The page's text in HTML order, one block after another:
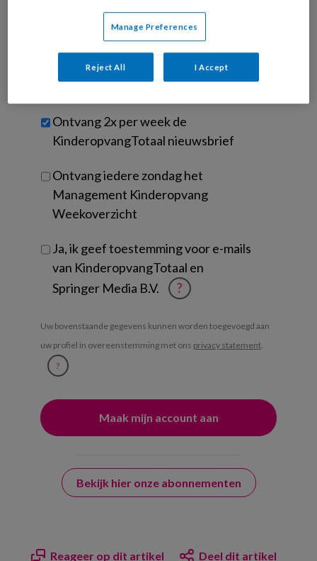
werk
je?
Untitled
Ontvang 2x per week de
KinderopvangTotaal nieuwsbrief
Ontvang iedere zondag het
Management Kinderopvang
Weekoverzicht
Ja, ik geef toestemming voor e-mails
van KinderopvangTotaal en
Springer Media B.V.
?
Uw bovenstaande gegevens kunnen worden toegevoegd aan
uw profiel in overeenstemming met ons privacy statement.
?
Bekijk hier onze abonnementen
Reageer op dit artikel Deel dit artikel
Manage Preferences
Reject All I Accept